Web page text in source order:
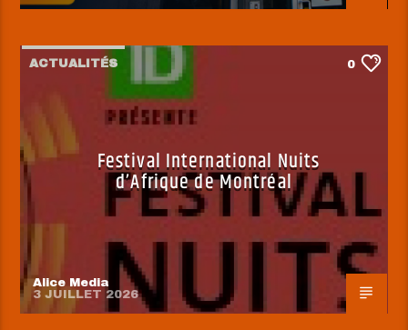
ACTUALITÉS 0
Festival International Nuits
d’Afrique de Montréal
Alice Media
3 JUILLET 2026